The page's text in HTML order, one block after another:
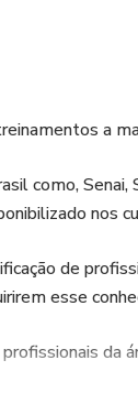
a
como,
nos
de
esse
da